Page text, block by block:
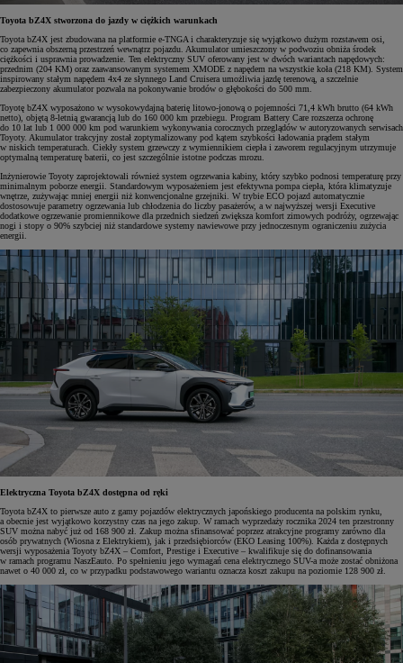
Toyota bZ4X stworzona do jazdy w ciężkich warunkach
Toyota bZ4X jest zbudowana na platformie e-TNGA i charakteryzuje się wyjątkowo dużym rozstawem osi,
co zapewnia obszerną przestrzeń wewnątrz pojazdu. Akumulator umieszczony w podwoziu obniża środek
ciężkości i usprawnia prowadzenie. Ten elektryczny SUV oferowany jest w dwóch wariantach napędowych:
przednim (204 KM) oraz zaawansowanym systemem XMODE z napędem na wszystkie koła (218 KM). System
inspirowany stałym napędem 4x4 ze słynnego Land Cruisera umożliwia jazdę terenową, a szczelnie
zabezpieczony akumulator pozwala na pokonywanie brodów o głębokości do 500 mm.
Toyotę bZ4X wyposażono w wysokowydajną baterię litowo-jonową o pojemności 71,4 kWh brutto (64 kWh
netto), objętą 8-letnią gwarancją lub do 160 000 km przebiegu. Program Battery Care rozszerza ochronę
do 10 lat lub 1 000 000 km pod warunkiem wykonywania corocznych przeglądów w autoryzowanych serwisach
Toyoty. Akumulator trakcyjny został zoptymalizowany pod kątem szybkości ładowania prądem stałym
w niskich temperaturach. Ciekły system grzewczy z wymiennikiem ciepła i zaworem regulacyjnym utrzymuje
optymalną temperaturę baterii, co jest szczególnie istotne podczas mrozu.
Inżynierowie Toyoty zaprojektowali również system ogrzewania kabiny, który szybko podnosi temperaturę przy
minimalnym poborze energii. Standardowym wyposażeniem jest efektywna pompa ciepła, która klimatyzuje
wnętrze, zużywając mniej energii niż konwencjonalne grzejniki. W trybie ECO pojazd automatycznie
dostosowuje parametry ogrzewania lub chłodzenia do liczby pasażerów, a w najwyższej wersji Executive
dodatkowe ogrzewanie promiennikowe dla przednich siedzeń zwiększa komfort zimowych podróży, ogrzewając
nogi i stopy o 90% szybciej niż standardowe systemy nawiewowe przy jednoczesnym ograniczeniu zużycia
energii.
Elektryczna Toyota bZ4X dostępna od ręki
Toyota bZ4X to pierwsze auto z gamy pojazdów elektrycznych japońskiego producenta na polskim rynku,
a obecnie jest wyjątkowo korzystny czas na jego zakup. W ramach wyprzedaży rocznika 2024 ten przestronny
SUV można nabyć już od 168 900 zł. Zakup można sfinansować poprzez atrakcyjne programy zarówno dla
osób prywatnych (Wiosna z Elektrykiem), jak i przedsiębiorców (EKO Leasing 100%). Każda z dostępnych
wersji wyposażenia Toyoty bZ4X – Comfort, Prestige i Executive – kwalifikuje się do dofinansowania
w ramach programu NaszEauto. Po spełnieniu jego wymagań cena elektrycznego SUV-a może zostać obniżona
nawet o 40 000 zł, co w przypadku podstawowego wariantu oznacza koszt zakupu na poziomie 128 900 zł.